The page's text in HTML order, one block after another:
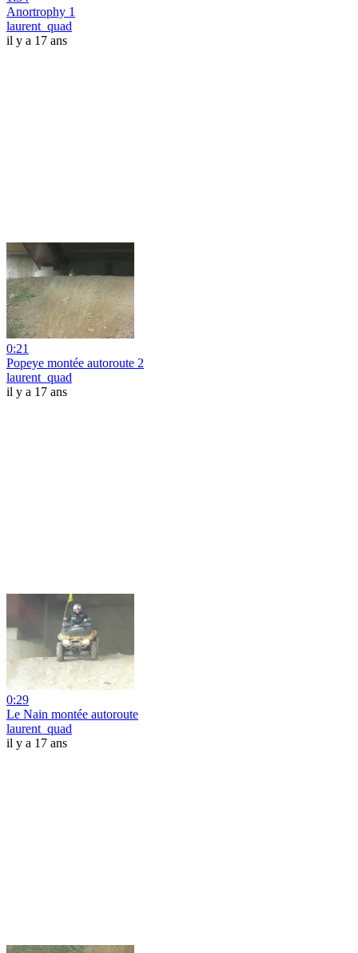
Anortrophy 1
laurent_quad
il y a 17 ans
0:21
Popeye montée autoroute 2
laurent_quad
il y a 17 ans
0:29
Le Nain montée autoroute
laurent_quad
il y a 17 ans